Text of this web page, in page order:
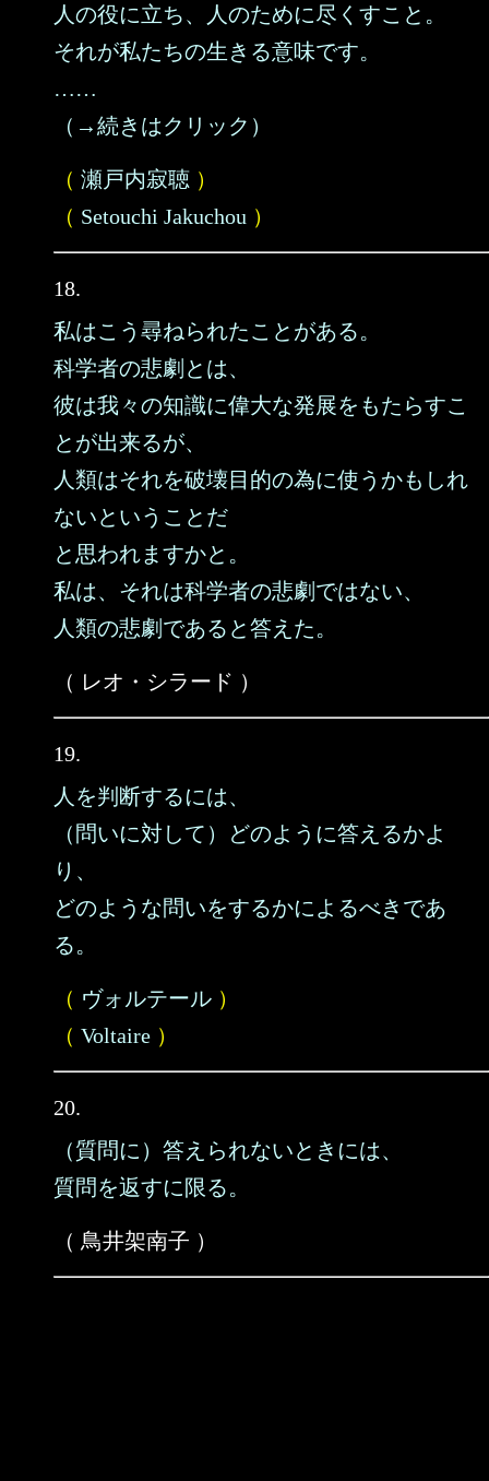
人の役に立ち、人のために尽くすこと。
それが私たちの生きる意味です。
……
（→続きはクリック）
（ 瀬戸内寂聴 ）
（ Setouchi Jakuchou ）
18.
私はこう尋ねられたことがある。
科学者の悲劇とは、
彼は我々の知識に偉大な発展をもたらすこ
とが出来るが、
人類はそれを破壊目的の為に使うかもしれ
ないということだ
と思われますかと。
私は、それは科学者の悲劇ではない、
人類の悲劇であると答えた。
（ レオ・シラード ）
19.
人を判断するには、
（問いに対して）どのように答えるかよ
り、
どのような問いをするかによるべきであ
る。
（ ヴォルテール ）
（ Voltaire ）
20.
（質問に）答えられないときには、
質問を返すに限る。
（ 鳥井架南子 ）